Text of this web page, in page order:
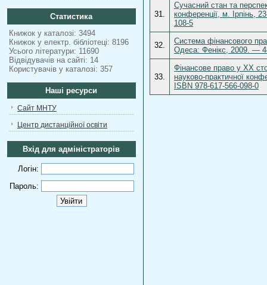
Статистика
Книжок у каталозі: 3494
Книжок у електр. бібліотеці: 8196
Усього літератури: 11690
Відвідувачів на сайті: 14
Користувачів у каталозі: 357
Наші ресурси
Сайт МНТУ
Центр дистанційної освіти
Вхід для адміністраторів
Логін:
Пароль:
31.
Сучасний стан та
конференції, м. Ірпінь,
108-5
32.
Система фінансового
Одеса: Фенікс, 2009. —
33.
Фінансове право у ХХ
науково-практичної
ISBN 978-617-566-098-0